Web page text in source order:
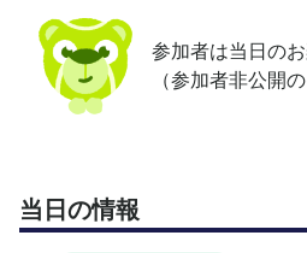
うがお迎えします。
瞑想家Kevin
@kevin_kenta.being
⸻
参加者は当日の
（参加者非公開
当日の情報